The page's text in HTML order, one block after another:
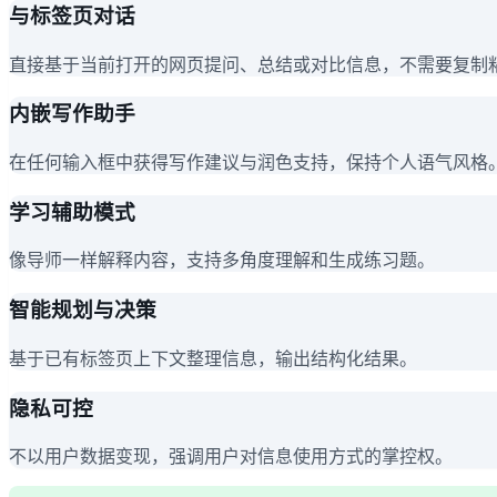
与标签页对话
直接基于当前打开的网页提问、总结或对比信息，不需要复制
内嵌写作助手
在任何输入框中获得写作建议与润色支持，保持个人语气风格。
学习辅助模式
像导师一样解释内容，支持多角度理解和生成练习题。
智能规划与决策
基于已有标签页上下文整理信息，输出结构化结果。
隐私可控
不以用户数据变现，强调用户对信息使用方式的掌控权。